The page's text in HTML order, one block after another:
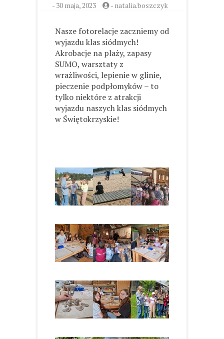
- 30 maja, 2023 - natalia.boszczyk
Nasze fotorelacje zaczniemy od
wyjazdu klas siódmych!
Akrobacje na plaży, zapasy
SUMO, warsztaty z
wrażliwości, lepienie w glinie,
pieczenie podpłomyków – to
tylko niektóre z atrakcji
wyjazdu naszych klas siódmych
w Świętokrzyskie!